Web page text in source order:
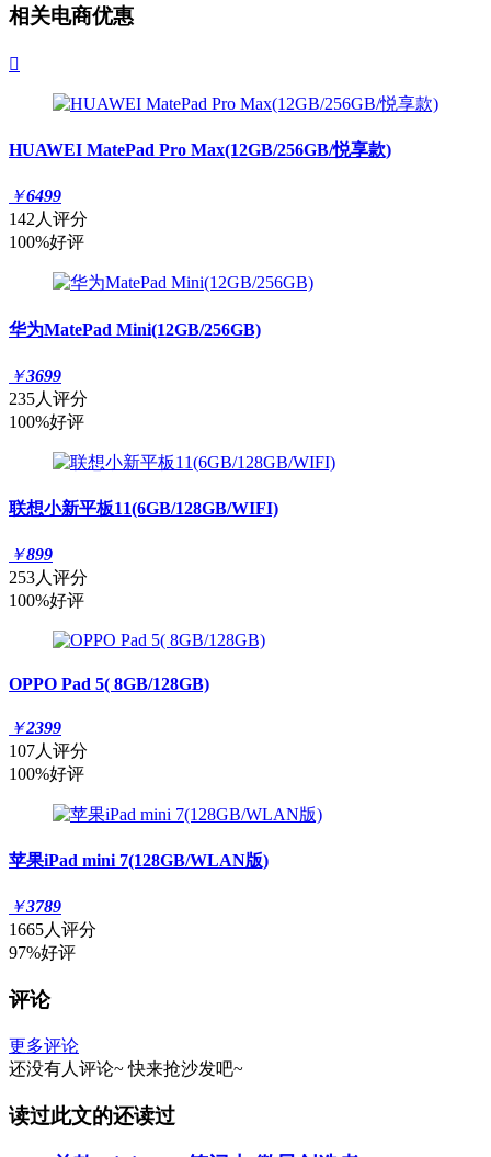
相关电商优惠

HUAWEI MatePad Pro Max(12GB/256GB/悦享款)
￥6499
142人评分
100%好评
华为MatePad Mini(12GB/256GB)
￥3699
235人评分
100%好评
联想小新平板11(6GB/128GB/WIFI)
￥899
253人评分
100%好评
OPPO Pad 5( 8GB/128GB)
￥2399
107人评分
100%好评
苹果iPad mini 7(128GB/WLAN版)
￥3789
1665人评分
97%好评
评论
更多评论
还没有人评论~ 快来抢沙发吧~
读过此文的还读过